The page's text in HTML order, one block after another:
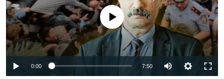
No media source currently available
0:00 7:50